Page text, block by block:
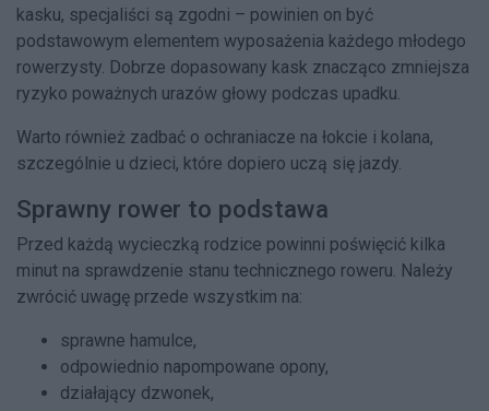
kasku, specjaliści są zgodni – powinien on być
podstawowym elementem wyposażenia każdego młodego
rowerzysty. Dobrze dopasowany kask znacząco zmniejsza
ryzyko poważnych urazów głowy podczas upadku.
Warto również zadbać o ochraniacze na łokcie i kolana,
szczególnie u dzieci, które dopiero uczą się jazdy.
Sprawny rower to podstawa
Przed każdą wycieczką rodzice powinni poświęcić kilka
minut na sprawdzenie stanu technicznego roweru. Należy
zwrócić uwagę przede wszystkim na:
sprawne hamulce,
odpowiednio napompowane opony,
działający dzwonek,